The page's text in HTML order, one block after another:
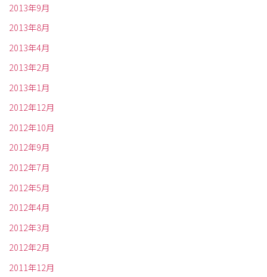
2013年9月
2013年8月
2013年4月
2013年2月
2013年1月
2012年12月
2012年10月
2012年9月
2012年7月
2012年5月
2012年4月
2012年3月
2012年2月
2011年12月